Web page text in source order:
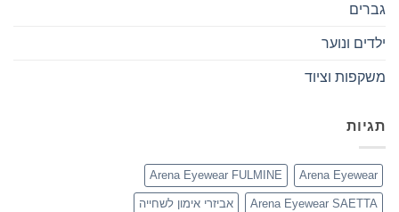
גברים
ילדים ונוער
משקפות וציוד
תגיות
Arena Eyewear
Arena Eyewear FULMINE
Arena Eyewear SAETTA אביזרי אימון לשחייה